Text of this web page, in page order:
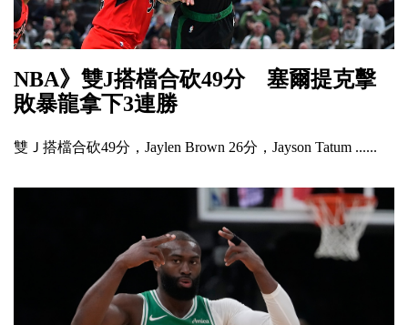
NBA》雙J搭檔合砍49分 塞爾提克擊
敗暴龍拿下3連勝
雙Ｊ搭檔合砍49分，Jaylen Brown 26分，Jayson Tatum ......